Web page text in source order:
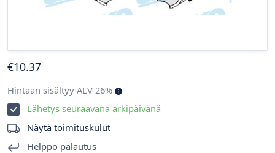
€10.37
Hintaan sisältyy ALV 26%
Lähetys seuraavana arkipäivänä
Näytä toimituskulut
Helppo palautus